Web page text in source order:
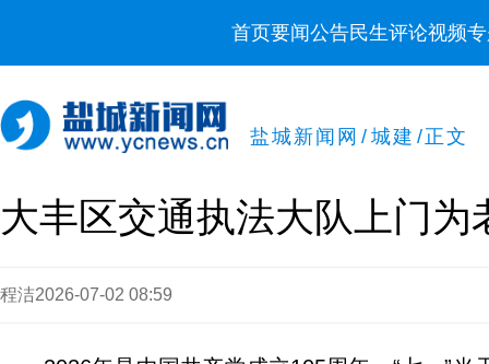
首页要闻公告民生评论视频
盐城新闻网 / 城建 /正文
大丰区交通执法大队上门为
程洁2026-07-02 08:59